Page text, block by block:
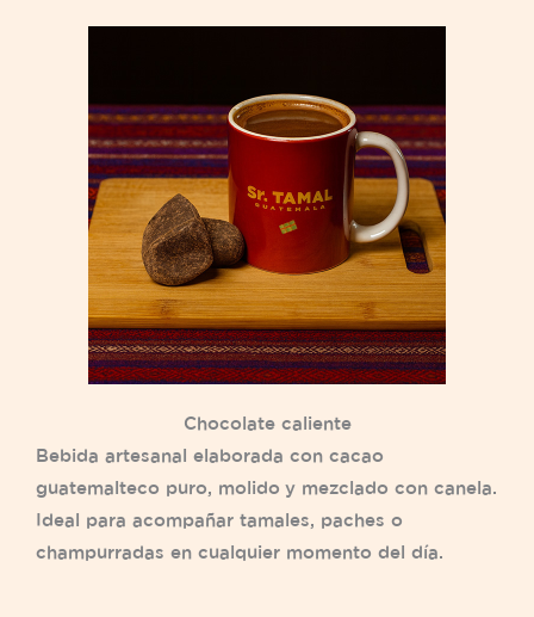
Chocolate caliente
Bebida artesanal elaborada con cacao
guatemalteco puro, molido y mezclado con canela.
Ideal para acompañar tamales, paches o
champurradas en cualquier momento del día.